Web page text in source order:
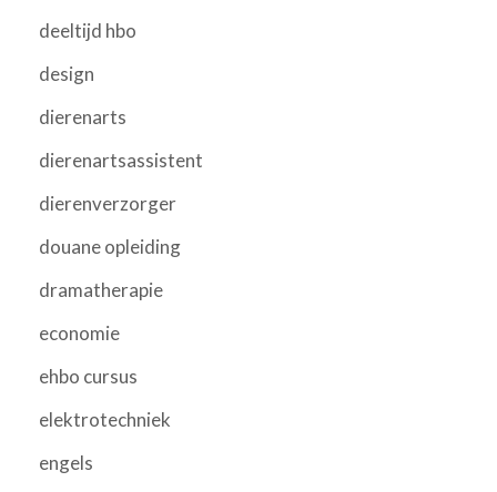
deeltijd hbo
design
dierenarts
dierenartsassistent
dierenverzorger
douane opleiding
dramatherapie
economie
ehbo cursus
elektrotechniek
engels